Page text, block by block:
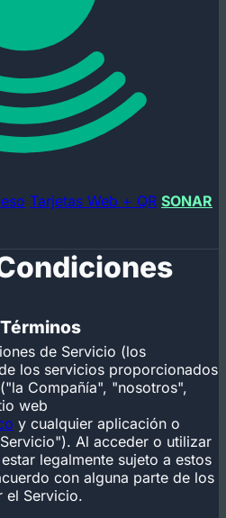
Tarjetas Web + QR SONAR
de Servicio (los
los servicios proporcionados
Compañía", "nosotros",
web
y cualquier aplicación o
Al acceder o utilizar
legalmente sujeto a estos
con alguna parte de los
el Servicio.